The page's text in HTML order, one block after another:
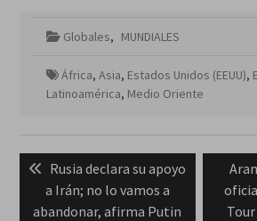
Globales, MUNDIALES
África, Asia, Estados Unidos (EEUU),
Latinoamérica, Medio Oriente
de
entradas
Previous
post:
Rusia declara su apoyo
a Irán; no lo vamos a
abandonar, afirma Putin
Next